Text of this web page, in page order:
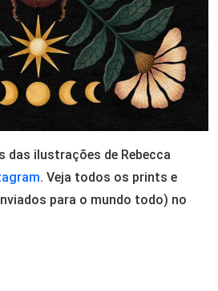
das ilustrações de Rebecca
. Veja todos os prints e
para o mundo todo) no